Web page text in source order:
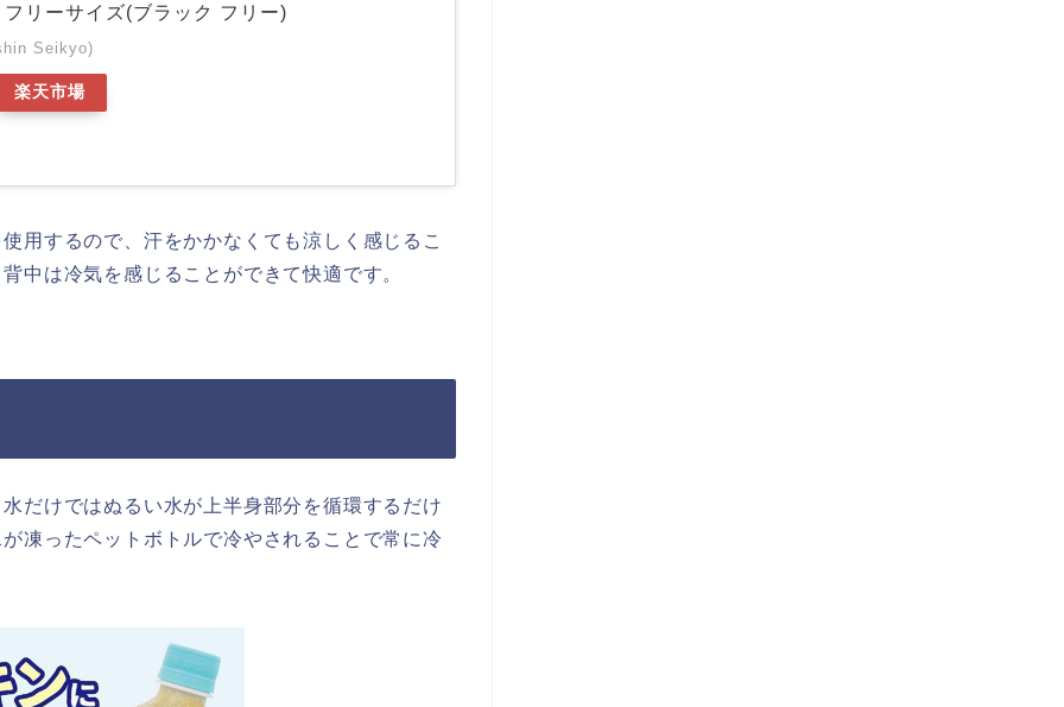
リーサイズ(ブラック フリー)
Seikyo)
楽天市場
用するので、汗をかかなくても涼しく感じるこ
中は冷気を感じることができて快適です。
だけではぬるい水が上半身部分を循環するだけ
凍ったペットボトルで冷やされることで常に冷